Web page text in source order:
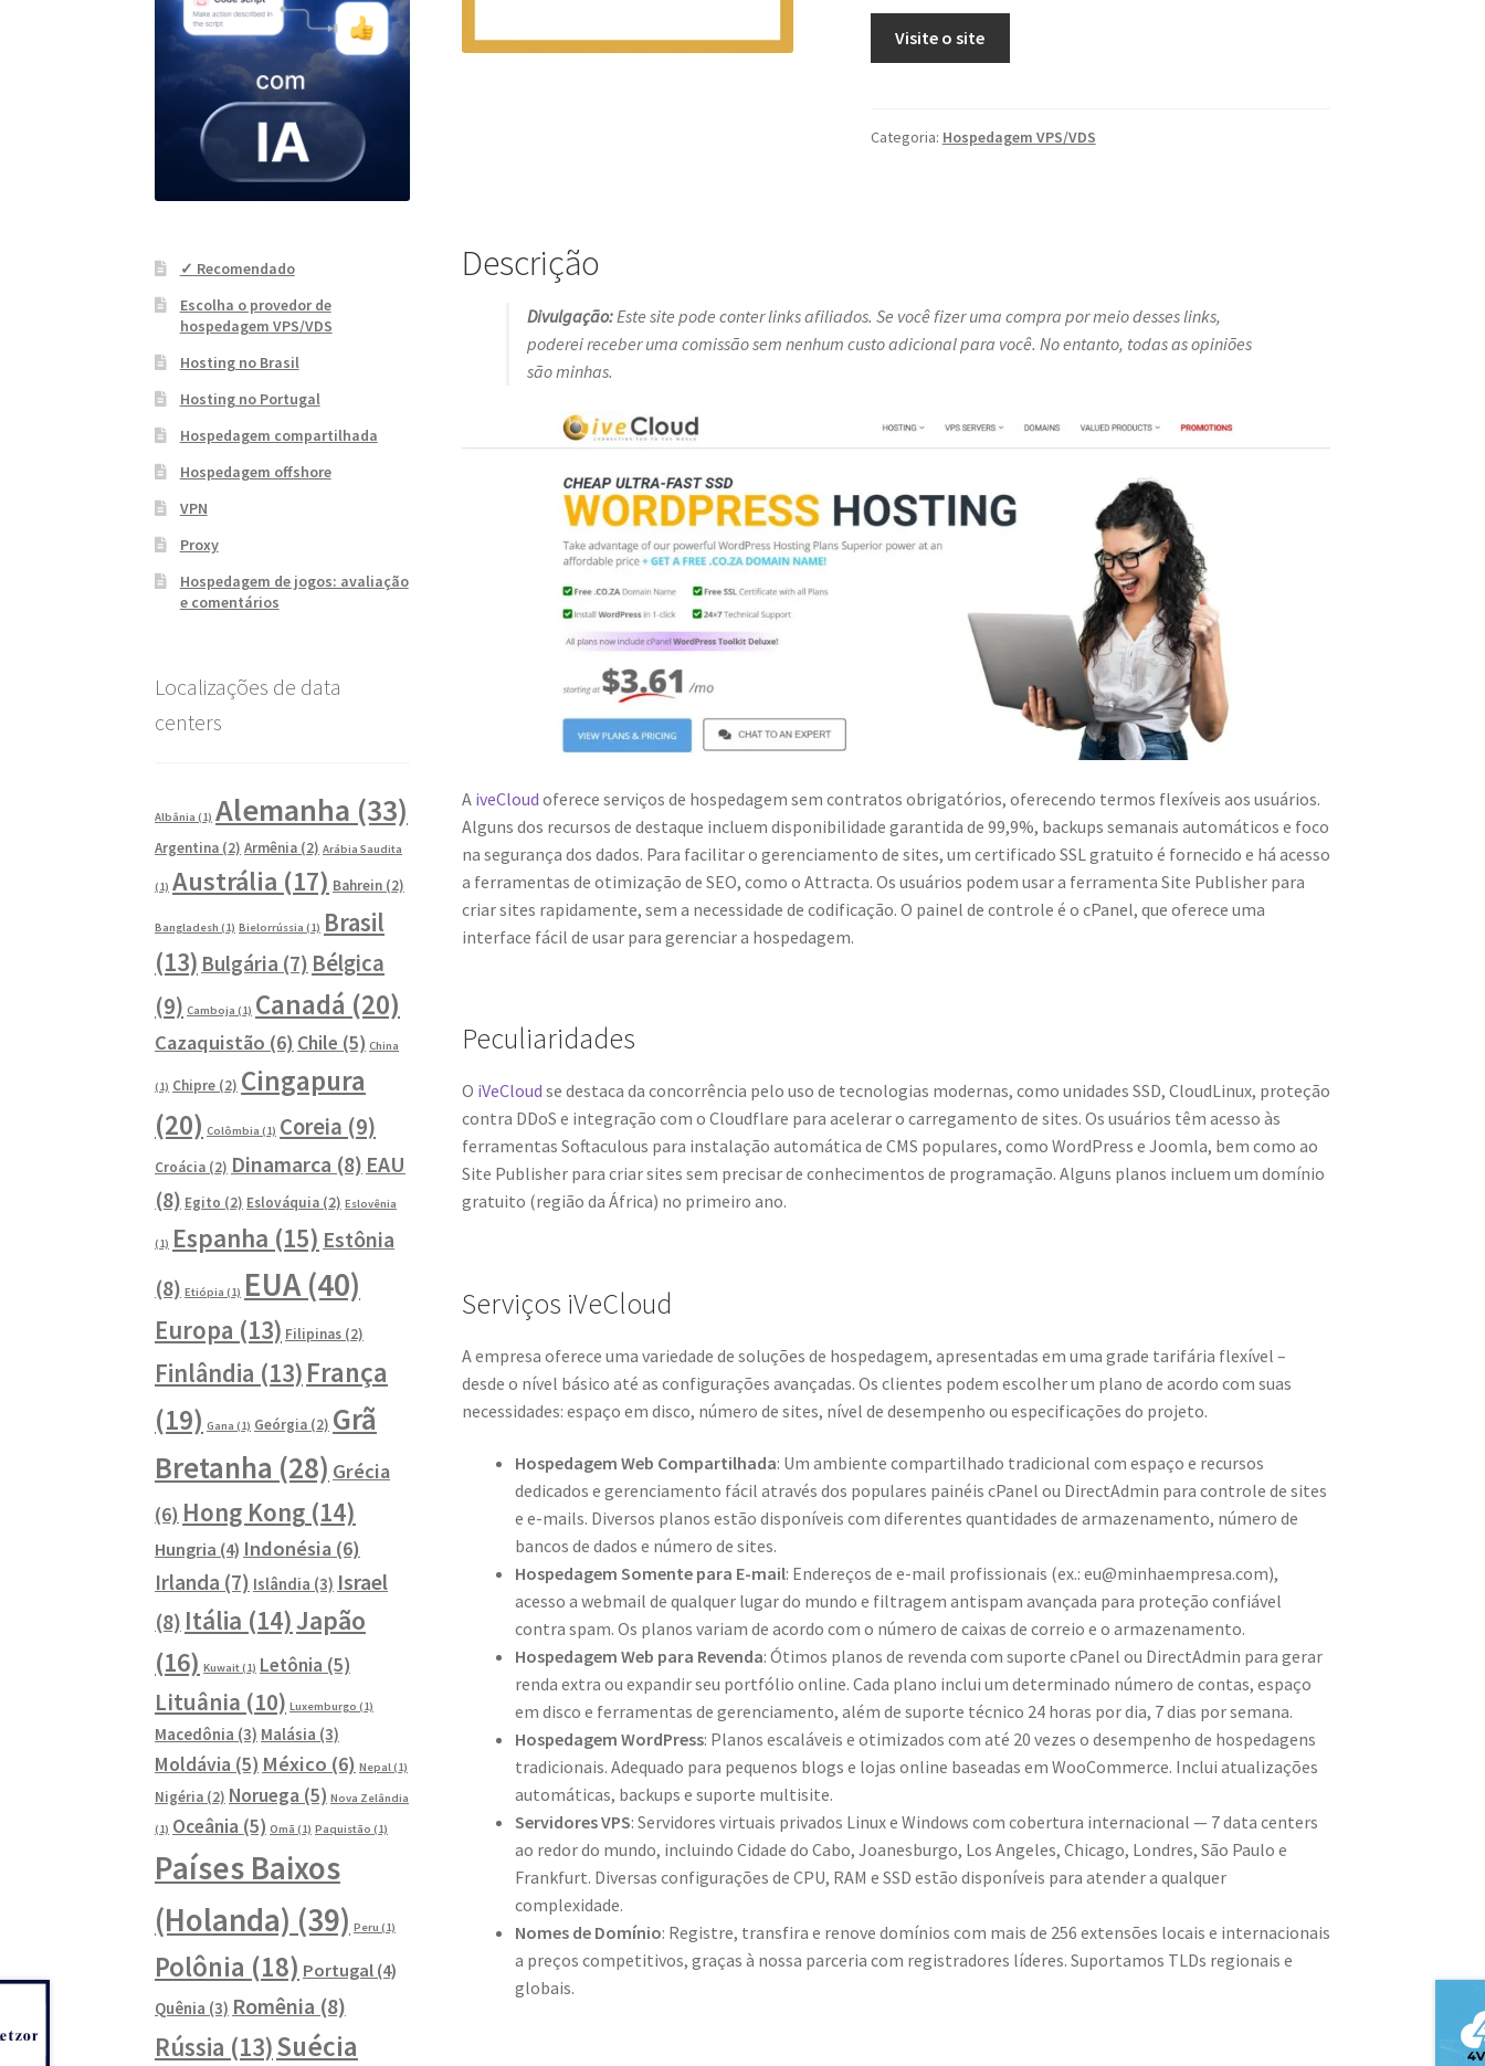
Visite o site
Categoria: Hospedagem VPS/VDS
Descrição
Divulgação:Este site pode conter links afiliados. Se você fizer uma compra por meio desses links,
poderei receber uma comissão sem nenhum custo adicional para você. No entanto, todas as opiniões
são minhas.
A iveCloud oferece serviços de hospedagem sem contratos obrigatórios, oferecendo termos flexíveis aos usuários.
Alguns dos recursos de destaque incluem disponibilidade garantida de 99,9%, backups semanais automáticos e foco
na segurança dos dados. Para facilitar o gerenciamento de sites, um certificado SSL gratuito é fornecido e há acesso
a ferramentas de otimização de SEO, como o Attracta. Os usuários podem usar a ferramenta Site Publisher para
criar sites rapidamente, sem a necessidade de codificação. O painel de controle é o cPanel, que oferece uma
interface fácil de usar para gerenciar a hospedagem.
Peculiaridades
O iVeCloud se destaca da concorrência pelo uso de tecnologias modernas, como unidades SSD, CloudLinux, proteção
contra DDoS e integração com o Cloudflare para acelerar o carregamento de sites. Os usuários têm acesso às
ferramentas Softaculous para instalação automática de CMS populares, como WordPress e Joomla, bem como ao
Site Publisher para criar sites sem precisar de conhecimentos de programação. Alguns planos incluem um domínio
gratuito (região da África) no primeiro ano.
Serviços iVeCloud
A empresa oferece uma variedade de soluções de hospedagem, apresentadas em uma grade tarifária flexível –
desde o nível básico até as configurações avançadas. Os clientes podem escolher um plano de acordo com suas
necessidades: espaço em disco, número de sites, nível de desempenho ou especificações do projeto.
Hospedagem Web Compartilhada: Um ambiente compartilhado tradicional com espaço e recursos
dedicados e gerenciamento fácil através dos populares painéis cPanel ou DirectAdmin para controle de sites
e e-mails. Diversos planos estão disponíveis com diferentes quantidades de armazenamento, número de
bancos de dados e número de sites.
Hospedagem Somente para E-mail: Endereços de e-mail profissionais (ex.: eu@minhaempresa.com),
acesso a webmail de qualquer lugar do mundo e filtragem antispam avançada para proteção confiável
contra spam. Os planos variam de acordo com o número de caixas de correio e o armazenamento.
Hospedagem Web para Revenda: Ótimos planos de revenda com suporte cPanel ou DirectAdmin para gerar
renda extra ou expandir seu portfólio online. Cada plano inclui um determinado número de contas, espaço
em disco e ferramentas de gerenciamento, além de suporte técnico 24 horas por dia, 7 dias por semana.
Hospedagem WordPress: Planos escaláveis ​​e otimizados com até 20 vezes o desempenho de hospedagens
tradicionais. Adequado para pequenos blogs e lojas online baseadas em WooCommerce. Inclui atualizações
automáticas, backups e suporte multisite.
Servidores VPS: Servidores virtuais privados Linux e Windows com cobertura internacional — 7 data centers
ao redor do mundo, incluindo Cidade do Cabo, Joanesburgo, Los Angeles, Chicago, Londres, São Paulo e
Frankfurt. Diversas configurações de CPU, RAM e SSD estão disponíveis para atender a qualquer
complexidade.
Nomes de Domínio: Registre, transfira e renove domínios com mais de 256 extensões locais e internacionais
a preços competitivos, graças à nossa parceria com registradores líderes. Suportamos TLDs regionais e
globais.
✓ Recomendado
Escolha o provedor de
hospedagem VPS/VDS
Hosting no Brasil
Hosting no Portugal
Hospedagem compartilhada
Hospedagem offshore
VPN
Proxy
Hospedagem de jogos: avaliação
e comentários
Localizações de data
centers
Albânia (1) Alemanha (33)
Argentina (2) Armênia (2) Arábia Saudita
(1) Austrália (17) Bahrein (2)
Bangladesh (1) Bielorrússia (1) Brasil
(13) Bulgária (7) Bélgica
(9) Camboja (1) Canadá (20)
Cazaquistão (6) Chile (5) China
(1) Chipre (2) Cingapura
(20) Colômbia (1) Coreia (9)
Croácia (2) Dinamarca (8) EAU
(8) Egito (2) Eslováquia (2) Eslovênia
(1) Espanha (15) Estônia
(8) Etiópia (1) EUA(40)
Europa (13) Filipinas (2)
Finlândia (13) França
(19) Gana (1) Geórgia (2) Grã
Bretanha (28) Grécia
(6) Hong Kong (14)
Hungria (4) Indonésia (6)
Irlanda (7) Islândia (3) Israel
(8) Itália (14)Japão
(16) Kuwait(1) Letônia (5)
Lituânia (10) Luxemburgo (1)
Macedônia (3) Malásia (3)
Moldávia (5) México (6) Nepal(1)
Nigéria (2) Noruega (5) Nova Zelândia
(1) Oceânia (5) Omã (1) Paquistão (1)
Países Baixos
(Holanda) (39) Peru (1)
Polônia (18) Portugal (4)
Quênia (3) Romênia (8)
Rússia (13)Suécia